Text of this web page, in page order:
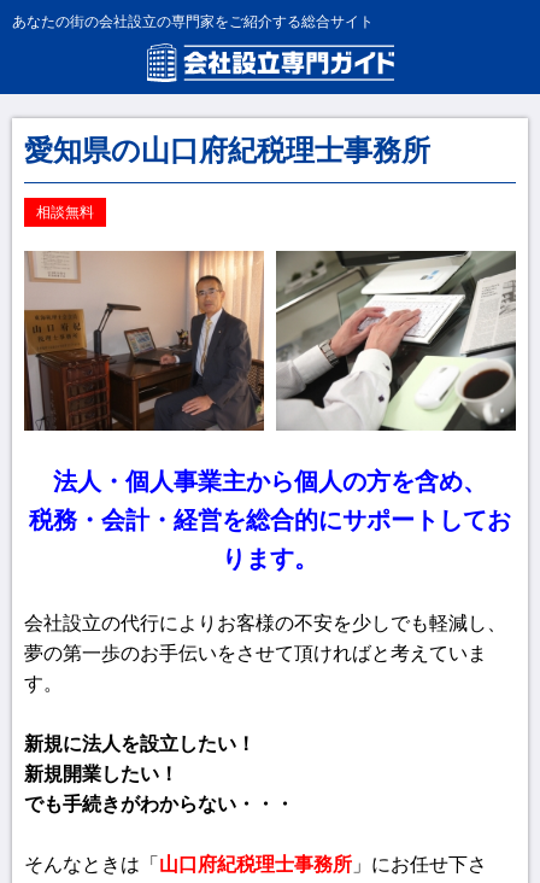
あなたの街の会社設立の専門家をご紹介する総合サイト
愛知県の山口府紀税理士事務所
相談無料
法人・個人事業主から個人の方を含め、
税務・会計・経営を総合的にサポートしてお
ります。
会社設立の代行によりお客様の不安を少しでも軽減し、
夢の第一歩のお手伝いをさせて頂ければと考えていま
す。
新規に法人を設立したい！
新規開業したい！
でも手続きがわからない・・・
そんなときは「 山口府紀税理士事務所 」にお任せ下さ